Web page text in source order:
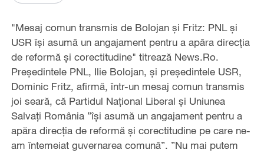
"Mesaj comun transmis de Bolojan şi Fritz: PNL şi
USR îşi asumă un angajament pentru a apăra direcţia
de reformă şi corectitudine" titrează News.Ro.
Preşedintele PNL, Ilie Bolojan, şi preşedintele USR,
Dominic Fritz, afirmă, într-un mesaj comun transmis
joi seară, că Partidul Naţional Liberal şi Uniunea
Salvaţi România ”îşi asumă un angajament pentru a
apăra direcţia de reformă şi corectitudine pe care ne-
am întemeiat guvernarea comună”. ”Nu mai putem